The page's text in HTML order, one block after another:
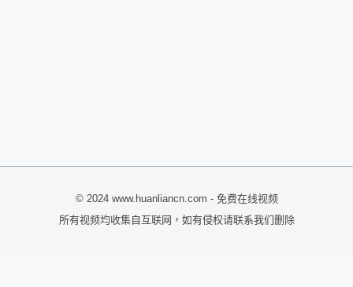
© 2024 www.huanliancn.com - 免费在线视频
所有视频均收集自互联网，如有侵权请联系我们删除